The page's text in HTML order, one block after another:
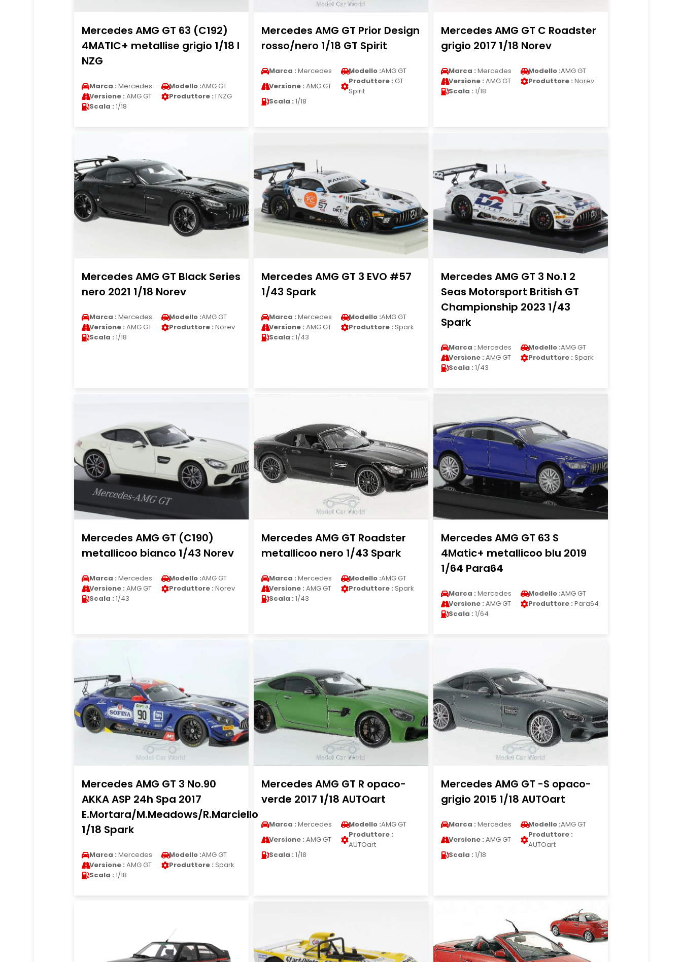
Mercedes AMG GT 63 (C192)
4MATIC+ metallise grigio 1/18 I
NZG
Marca : Mercedes Modello :AMG GT
Versione : AMG GT Produttore : I NZG
Scala : 1/18
Mercedes AMG GT Prior Design
rosso/nero 1/18 GT Spirit
Marca : Mercedes Modello :AMG GT
Versione : AMG GT
Produttore : GT
Spirit
Scala : 1/18
Mercedes AMG GT C Roadster
grigio 2017 1/18 Norev
Marca : Mercedes Modello :AMG GT
Versione : AMG GT Produttore : Norev
Scala : 1/18
Mercedes AMG GT Black Series
nero 2021 1/18 Norev
Marca : Mercedes Modello :AMG GT
Versione : AMG GT Produttore : Norev
Scala : 1/18
Mercedes AMG GT 3 EVO #57
1/43 Spark
Marca : Mercedes Modello :AMG GT
Versione : AMG GT Produttore : Spark
Scala : 1/43
Mercedes AMG GT 3 No.1 2
Seas Motorsport British GT
Championship 2023 1/43
Spark
Marca : Mercedes Modello :AMG GT
Versione : AMG GT Produttore : Spark
Scala : 1/43
Mercedes AMG GT (C190)
metallicoo bianco 1/43 Norev
Marca : Mercedes Modello :AMG GT
Versione : AMG GT Produttore : Norev
Scala : 1/43
Mercedes AMG GT Roadster
metallicoo nero 1/43 Spark
Marca : Mercedes Modello :AMG GT
Versione : AMG GT Produttore : Spark
Scala : 1/43
Mercedes AMG GT 63 S
4Matic+ metallicoo blu 2019
1/64 Para64
Marca : Mercedes Modello :AMG GT
Versione : AMG GT Produttore : Para64
Scala : 1/64
Mercedes AMG GT 3 No.90
AKKA ASP 24h Spa 2017
E.Mortara/M.Meadows/R.Marciello
1/18 Spark
Marca : Mercedes Modello :AMG GT
Versione : AMG GT Produttore : Spark
Scala : 1/18
Mercedes AMG GT R opaco-
verde 2017 1/18 AUTOart
Marca : Mercedes Modello :AMG GT
Versione : AMG GT
Produttore :
AUTOart
Scala : 1/18
Mercedes AMG GT -S opaco-
grigio 2015 1/18 AUTOart
Marca : Mercedes Modello :AMG GT
Versione : AMG GT
Produttore :
AUTOart
Scala : 1/18